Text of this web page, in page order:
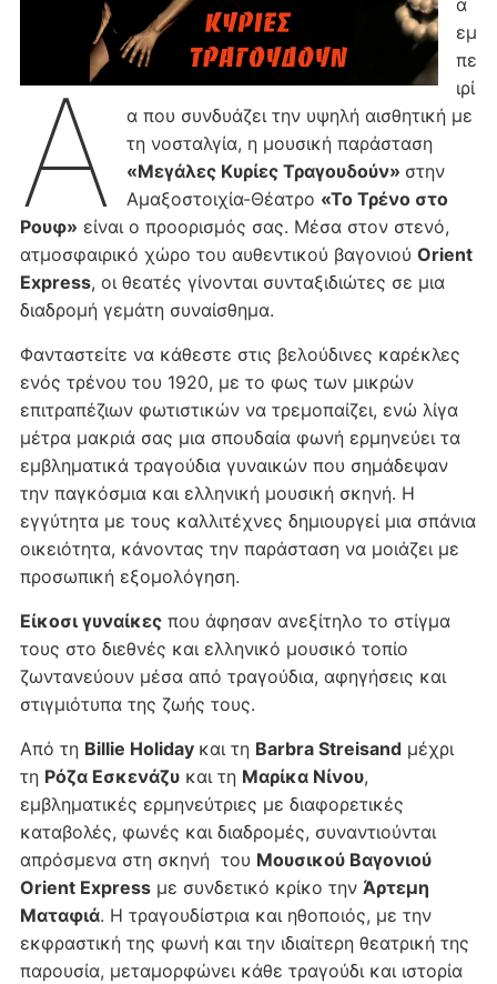
Α
α
εμ
πε
ιρί
α που συνδυάζει την υψηλή αισθητική με
τη νοσταλγία, η μουσική παράσταση
«Μεγάλες Κυρίες Τραγουδούν» στην
Αμαξοστοιχία-Θέατρο «Το Τρένο στο
Ρουφ» είναι ο προορισμός σας. Μέσα στον στενό,
ατμοσφαιρικό χώρο του αυθεντικού βαγονιού Orient
Express, οι θεατές γίνονται συνταξιδιώτες σε μια
διαδρομή γεμάτη συναίσθημα.
Φανταστείτε να κάθεστε στις βελούδινες καρέκλες
ενός τρένου του 1920, με το φως των μικρών
επιτραπέζιων φωτιστικών να τρεμοπαίζει, ενώ λίγα
μέτρα μακριά σας μια σπουδαία φωνή ερμηνεύει τα
εμβληματικά τραγούδια γυναικών που σημάδεψαν
την παγκόσμια και ελληνική μουσική σκηνή. Η
εγγύτητα με τους καλλιτέχνες δημιουργεί μια σπάνια
οικειότητα, κάνοντας την παράσταση να μοιάζει με
προσωπική εξομολόγηση.
Είκοσι γυναίκεςπου άφησαν ανεξίτηλο το στίγμα
τους στο διεθνές και ελληνικό μουσικό τοπίο
ζωντανεύουν μέσα από τραγούδια, αφηγήσεις και
στιγμιότυπα της ζωής τους.
Από τη Billie Holiday και τη Barbra Streisandμέχρι
τη Ρόζα Εσκενάζυκαι τη Μαρίκα Νίνου,
εμβληματικές ερμηνεύτριες με διαφορετικές
καταβολές, φωνές και διαδρομές, συναντιούνται
απρόσμενα στη σκηνή του Μουσικού Βαγονιού
Orient Expressμε συνδετικό κρίκο την Άρτεμη
Ματαφιά. Η τραγουδίστρια και ηθοποιός, με την
εκφραστική της φωνή και την ιδιαίτερη θεατρική της
παρουσία, μεταμορφώνει κάθε τραγούδι και ιστορία